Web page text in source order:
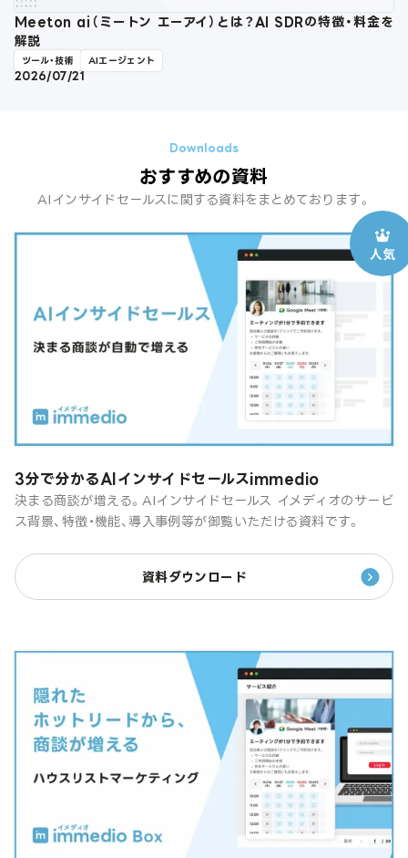
Meeton ai（ミートン エーアイ）とは？AI SDRの特徴・料金を
解説
ツール・技術 AIエージェント
2026/07/21
おすすめの資料
AIインサイドセールスに関する資料をまとめております。
3分で分かるAIインサイドセールスimmedio
決まる商談が増える。AIインサイドセールス イメディオのサービ
ス背景、特徴・機能、導入事例等が御覧いただける資料です。
資料ダウンロード